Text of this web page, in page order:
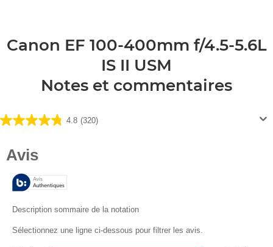
Canon EF 100-400mm f/4.5-5.6L
IS II USM
Notes et commentaires
4.8 (320)
4.8
étoiles.
320